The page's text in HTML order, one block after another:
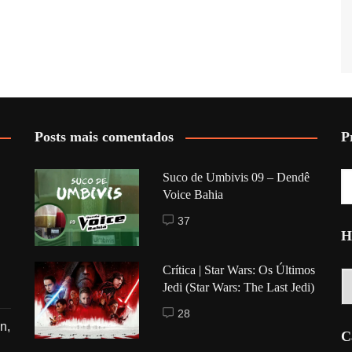
Posts mais comentados
Suco de Umbivis 09 – Dendê
Voice Bahia
37
Crítica | Star Wars: Os Últimos
Jedi (Star Wars: The Last Jedi)
28